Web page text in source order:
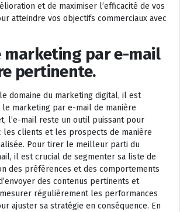
et de maximiser l’efficacité de vos
atteindre vos objectifs commerciaux avec
marketing par e-mail
pertinente.
domaine du marketing digital, il est
le marketing par e-mail de manière
l’e-mail reste un outil puissant pour
les clients et les prospects de manière
Pour tirer le meilleur parti du
il est crucial de segmenter sa liste de
des préférences et des comportements
des contenus pertinents et
régulièrement les performances
ajuster sa stratégie en conséquence. En